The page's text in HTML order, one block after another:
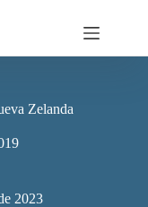
Zelanda
2023